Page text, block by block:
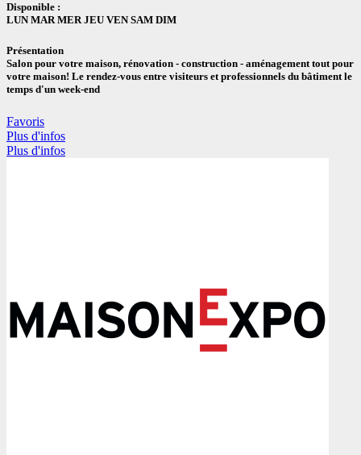
Disponible :
LUN MAR MER JEU VEN SAM DIM
Présentation
Salon pour votre maison, rénovation - construction - aménagement tout pour
votre maison! Le rendez-vous entre visiteurs et professionnels du bâtiment le
temps d'un week-end
Favoris
Plus d'infos
Plus d'infos